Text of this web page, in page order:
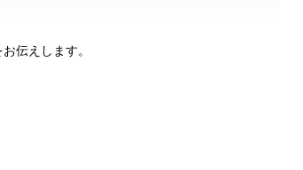
伝えします。